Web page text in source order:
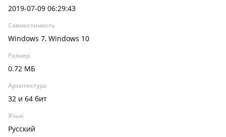
2019-07-09 06:29:43
Совместимость
Windows 7, Windows 10
Размер
0.72 МБ
Архитектура
32 и 64 бит
Язык
Русский